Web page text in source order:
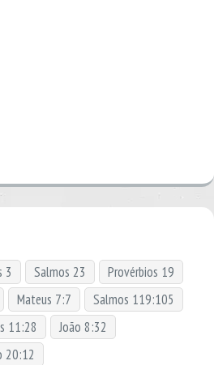
3 Salmos 23
Provérbios 19
Mateus 7:7
Salmos 119:105
11:28
João 8:32
20:12